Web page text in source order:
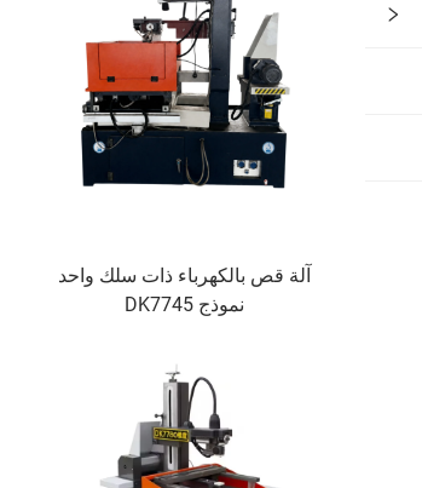
آلة قص بالكهرباء ذات سلك واحد
نموذج DK7745